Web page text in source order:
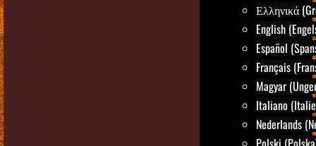
Ελληνικά
English
Español
Français
Magyar
Italiano
Nederlands